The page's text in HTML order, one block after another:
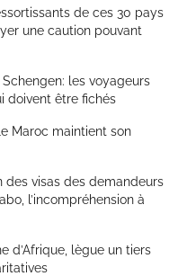
de ces 30 pays
une caution pouvant
les voyageurs
doivent être fichés
Maroc maintient son
des visas des demandeurs
l’incompréhension à
d’Afrique, lègue un tiers